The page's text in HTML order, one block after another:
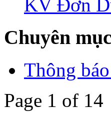
KV Đơn
Chuyên
Thông
Page 1 of 14